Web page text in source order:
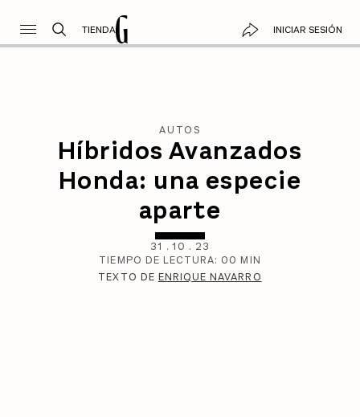
TIENDA INICIAR SESIÓN
AUTOS
Híbridos Avanzados
Honda: una especie
aparte
31 . 10 . 23
TIEMPO DE LECTURA: 00 MIN
TEXTO DE ENRIQUE NAVARRO